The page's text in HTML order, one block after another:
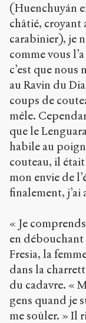
(Huenchuyán
châtié, croyant
carabinier), je
comme vous
c’est que nous
au Ravin du
coups de
mêle.
que le
habile au
couteau, il
mon envie de
finalement, j’ai
« Je
en débouchant
Fresia, la
dans la
du cadavre. «
gens quand je
me soûler. » Il